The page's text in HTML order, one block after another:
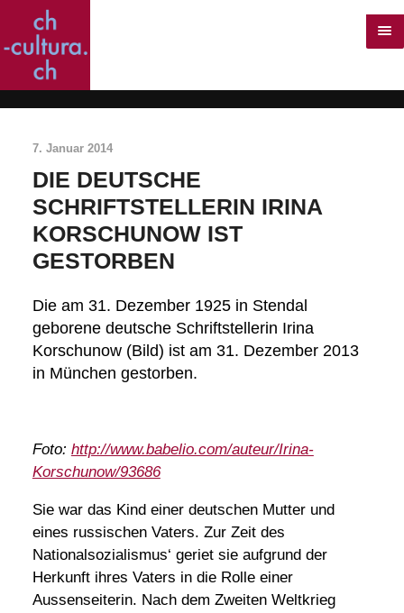
7. Januar 2014
DIE DEUTSCHE
SCHRIFTSTELLERIN IRINA
KORSCHUNOW IST
GESTORBEN
Die am 31. Dezember 1925 in Stendal
geborene deutsche Schriftstellerin Irina
Korschunow (Bild) ist am 31. Dezember 2013
in München gestorben.
Foto: http://www.babelio.com/auteur/Irina-
Korschunow/93686
Sie war das Kind einer deutschen Mutter und
eines russischen Vaters. Zur Zeit des
Nationalsozialismus‘ geriet sie aufgrund der
Herkunft ihres Vaters in die Rolle einer
Aussenseiterin. Nach dem Zweiten Weltkrieg